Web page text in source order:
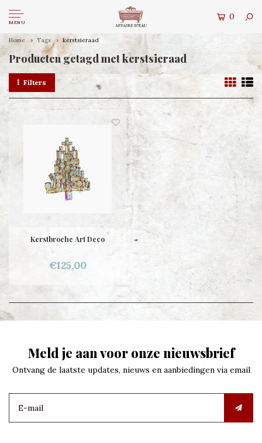
MENU
0
Home Tags kerstsieraad
Producten getagd met kerstsieraad
Filters
Kerstbroche Art Deco
€125,00
Meld je aan voor onze nieuwsbrief
Ontvang de laatste updates, nieuws en aanbiedingen via email